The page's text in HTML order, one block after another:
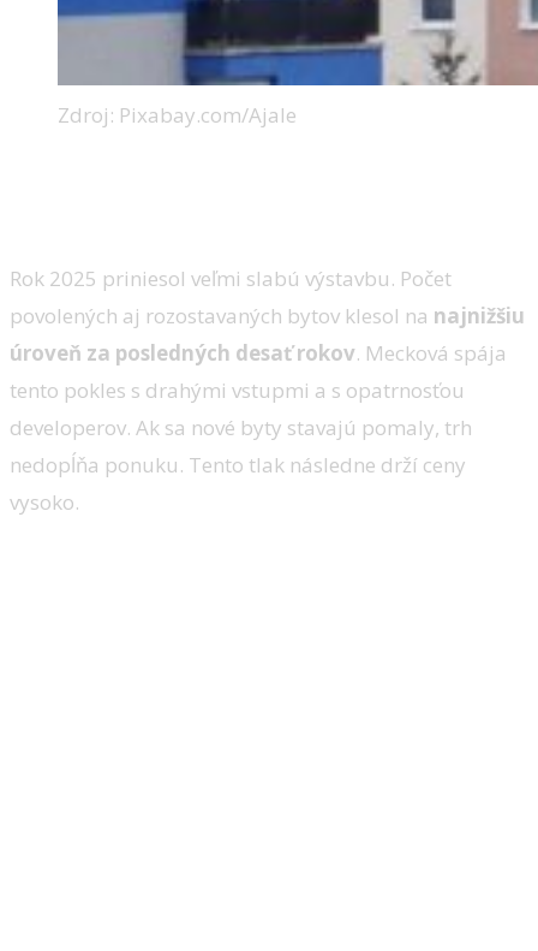
Zdroj: Pixabay.com/Ajale
Rok 2025 priniesol veľmi slabú výstavbu. Počet
povolených aj rozostavaných bytov klesol na najnižšiu
úroveň za posledných desať rokov. Mecková spája
tento pokles s drahými vstupmi a s opatrnosťou
developerov. Ak sa nové byty stavajú pomaly, trh
nedopĺňa ponuku. Tento tlak následne drží ceny
vysoko.